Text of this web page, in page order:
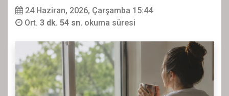
24 Haziran, 2026, Çarşamba 15:44
Ort. 3 dk. 54 sn. okuma süresi